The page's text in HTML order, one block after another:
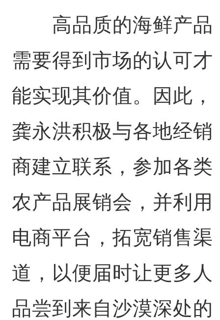
高品质的海鲜产品
需要得到市场的认可才
能实现其价值。因此，
龚永洪积极与各地经销
商建立联系，参加各类
农产品展销会，并利用
电商平台，拓宽销售渠
道，以便届时让更多人
品尝到来自沙漠深处的